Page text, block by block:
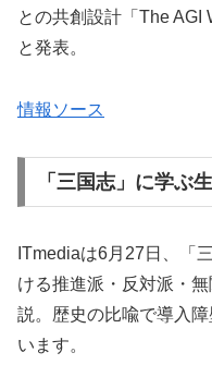
との共創設計「The AGI
と発表。
情報ソース
「三国志」に学ぶ
ITmediaは6月27日、「
ける推進派・反対派・
説。歴史の比喩で導入
います。